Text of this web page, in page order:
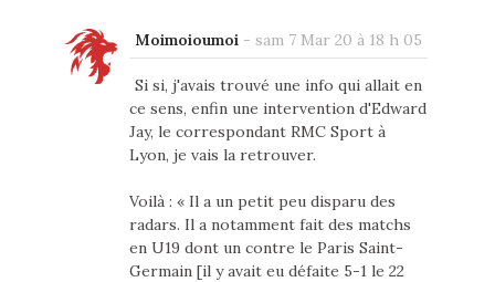
Moimoioumoi - sam 7 Mar 20 à 18 h 05
Si si, j'avais trouvé une info qui allait en
ce sens, enfin une intervention d'Edward
Jay, le correspondant RMC Sport à
Lyon, je vais la retrouver.
Voilà : « Il a un petit peu disparu des
radars. Il a notamment fait des matchs
en U19 dont un contre le Paris Saint-
Germain [il y avait eu défaite 5-1 le 22